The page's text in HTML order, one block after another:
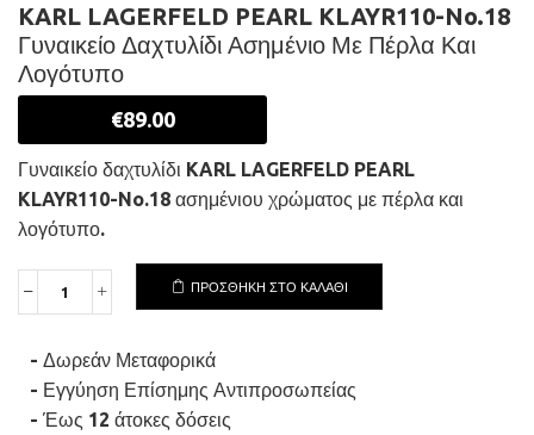
KARL LAGERFELD PEARL KLAYR110-No.18
Γυναικείο Δαχτυλίδι Ασημένιο Με Πέρλα Και
Λογότυπο
€89.00
Γυναικείο δαχτυλίδι KARL LAGERFELD PEARL
KLAYR110-No.18 ασημένιου χρώματος με πέρλα και
λογότυπο.
KARL
LAGERFELD
KLAYR110-
No.18
Γυναικείο
Δαχτυλίδι
ΠΡΟΣΘΉΚΗ ΣΤΟ ΚΑΛΆΘΙ
- Δωρεάν Μεταφορικά
- Εγγύηση Επίσημης Αντιπροσωπείας
- Έως 12 άτοκες δόσεις